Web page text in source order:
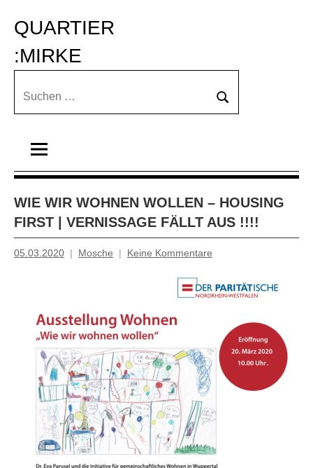
Inhalt
springen
QUARTIER
:MIRKE
Suchen
Suchen
WIE WIR WOHNEN WOLLEN – HOUSING
FIRST | VERNISSAGE FÄLLT AUS !!!!
05.03.2020 Mosche Keine Kommentare